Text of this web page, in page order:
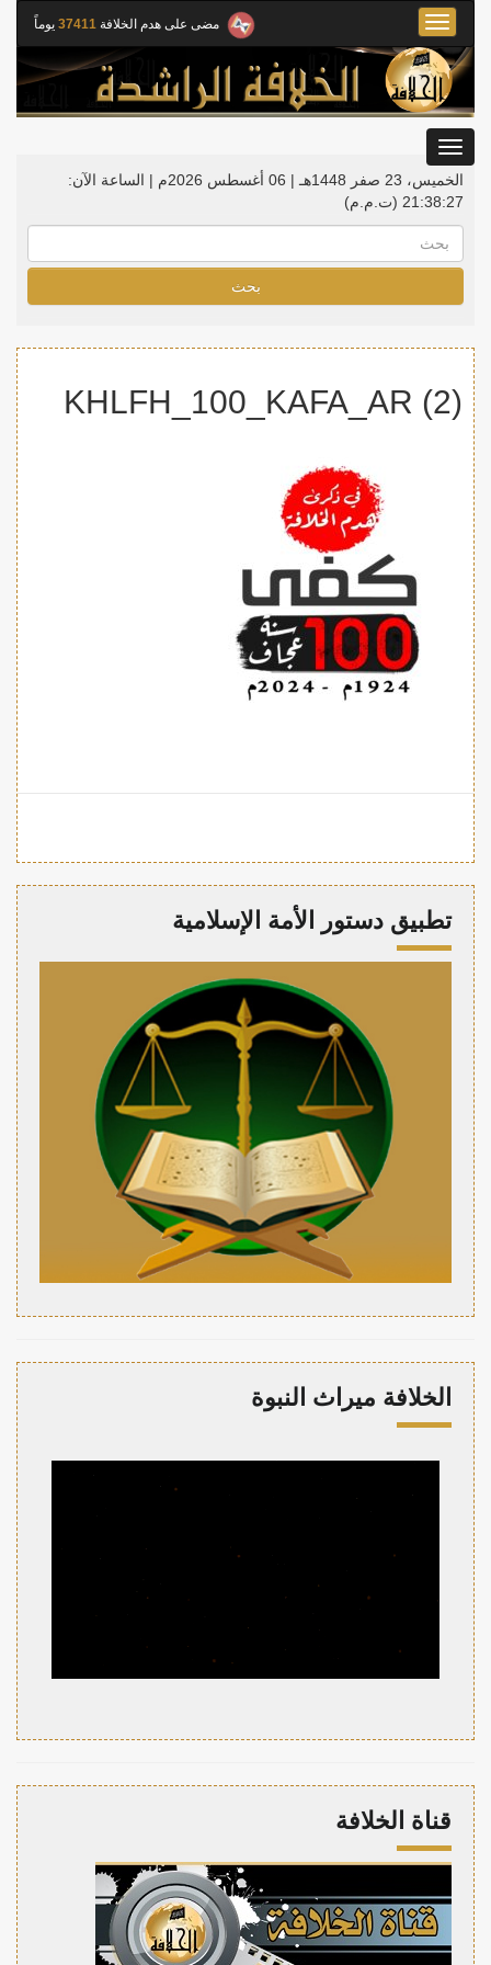
مضى على هدم الخلافة 37411 يوماً
Toggle
navigation
الخميس، 23 صفر 1448هـ | 06 أغسطس 2026م |
الساعة الآن:
21:38:27 (ت.م.م)
بحث
KHLFH_100_KAFA_AR (2)
تطبيق دستور الأمة الإسلامية
الخلافة ميراث النبوة
قناة الخلافة